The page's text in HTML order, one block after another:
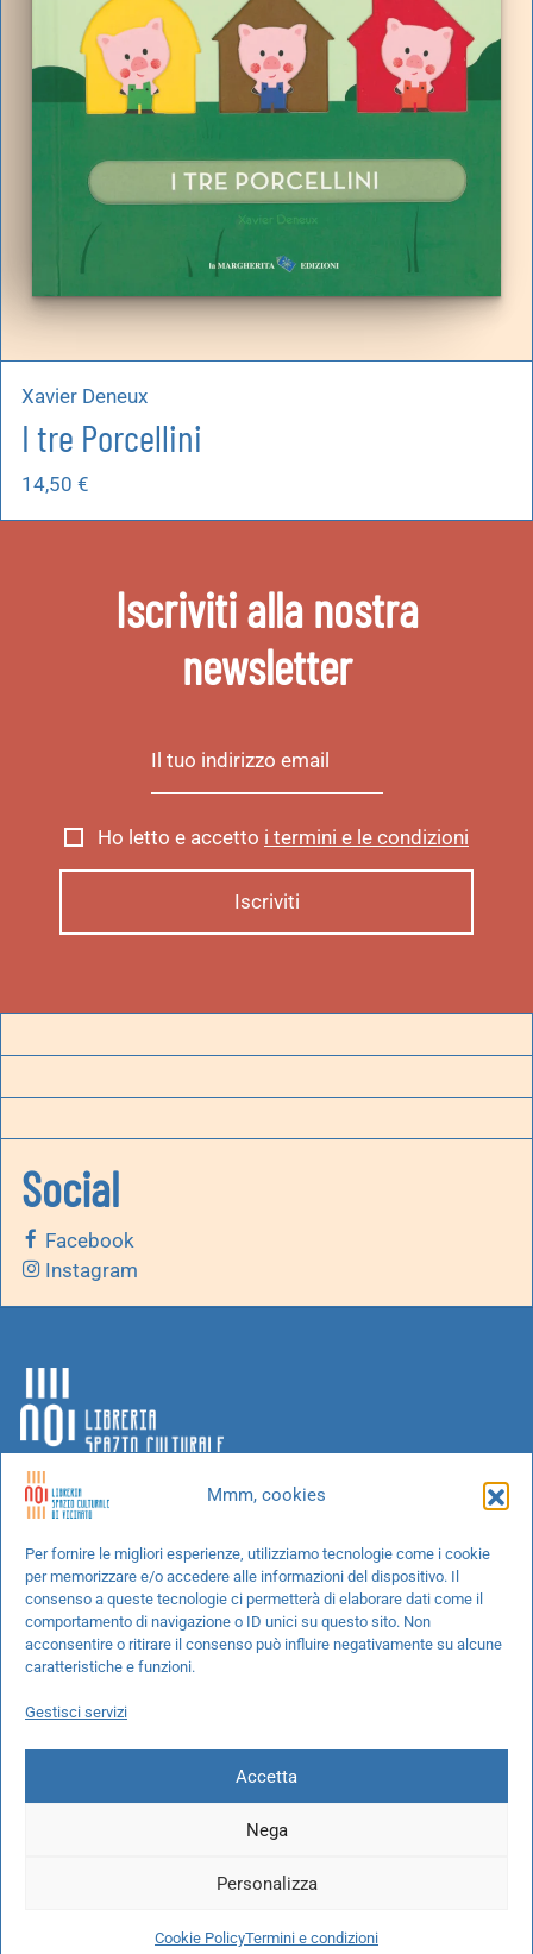
Mmm, cookies
Per fornire le migliori esperienze, utilizziamo tecnologie come i cookie
per memorizzare e/o accedere alle informazioni del dispositivo. Il
consenso a queste tecnologie ci permetterà di elaborare dati come il
comportamento di navigazione o ID unici su questo sito. Non
acconsentire o ritirare il consenso può influire negativamente su alcune
caratteristiche e funzioni.
Gestisci servizi
Accetta
Nega
Personalizza
Cookie PolicyTermini e condizioni
Xavier Deneux
I tre Porcellini
14,50 €
Iscriviti alla nostra
newsletter
Ho letto e accetto i termini e le condizioni
Social
Facebook
Instagram
Chi siamo
Progetti speciali
Richiedi un libro
Spedizioni
Cookie Policy
10694580969
IT37L0503401651000000004422